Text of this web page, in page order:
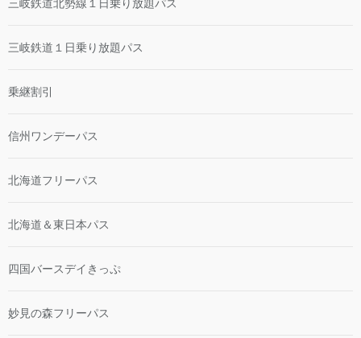
三岐鉄道北勢線１日乗り放題パス
三岐鉄道１日乗り放題パス
乗継割引
信州ワンデーパス
北海道フリーパス
北海道＆東日本パス
四国バースデイきっぷ
妙見の森フリーパス